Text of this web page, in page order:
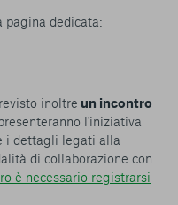
pagina dedicata:
inoltre un incontro
l'iniziativa
i dettagli legati alla
di collaborazione con
è necessario registrarsi